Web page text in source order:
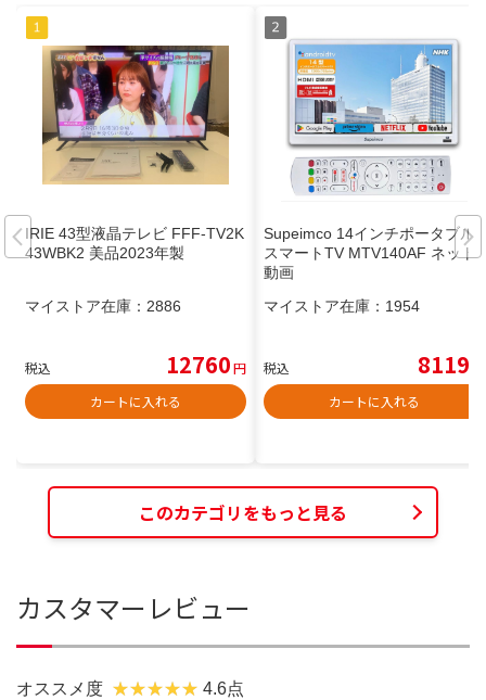
IRIE 43型液晶テレビ FFF-TV2K
43WBK2 美品2023年製
マイストア在庫： 2886
税込 12760円
カートに入れる
Supeimco 14インチポータブル
スマートTV MTV140AF ネット
動画
マイストア在庫： 1954
税込 8119
カートに入れる
このカテゴリをもっと見る
カスタマーレビュー
オススメ度 4.6点